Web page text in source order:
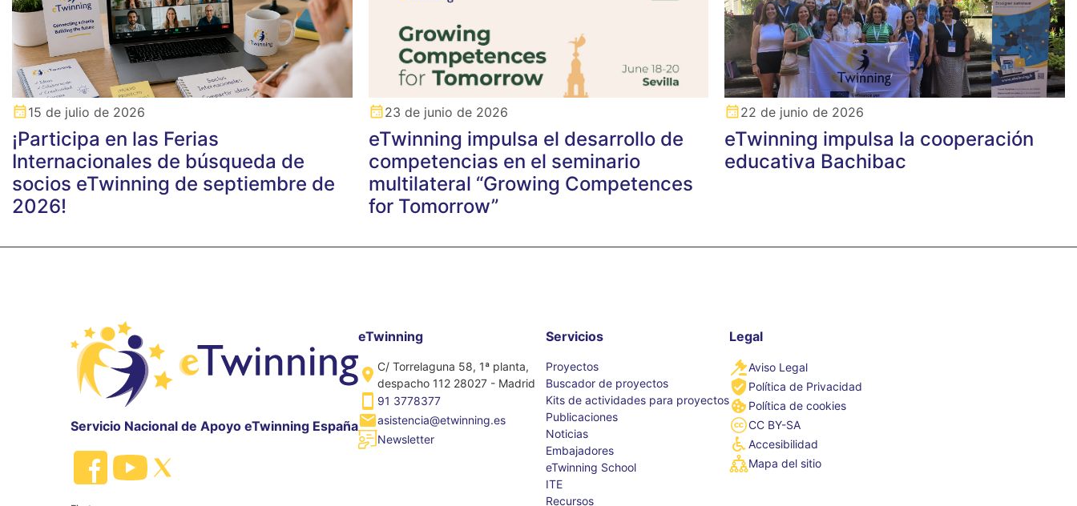
15 de julio de 2026
¡Participa en las Ferias
Internacionales de búsqueda de
socios eTwinning de septiembre de
2026!
23 de junio de 2026
eTwinning impulsa el desarrollo de
competencias en el seminario
multilateral “Growing Competences
for Tomorrow”
22 de junio de 2026
eTwinning impulsa la cooperación
educativa Bachibac
Servicio Nacional de Apoyo eTwinning España
eTwinning
C/ Torrelaguna 58, 1ª planta,
despacho 112 28027 - Madrid
91 3778377
asistencia@etwinning.es
Newsletter
Servicios
Proyectos
Buscador de proyectos
Kits de actividades para proyectos
Publicaciones
Noticias
Embajadores
eTwinning School
ITE
Recursos
Legal
Aviso Legal
Política de Privacidad
Política de cookies
CC BY-SA
Accesibilidad
Mapa del sitio